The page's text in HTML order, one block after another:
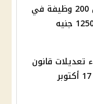
وزارة العمل تعلن أكثر من 200 وظيفة في
لإلغاء تعديلات قانون